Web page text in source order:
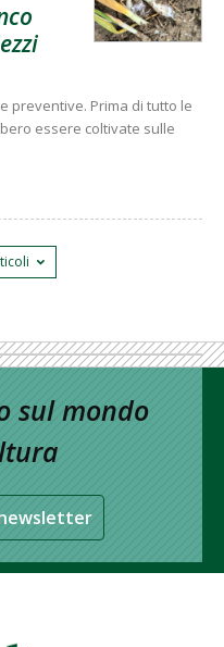
preventive. Prima di tutto le
essere coltivate sulle
sul mondo